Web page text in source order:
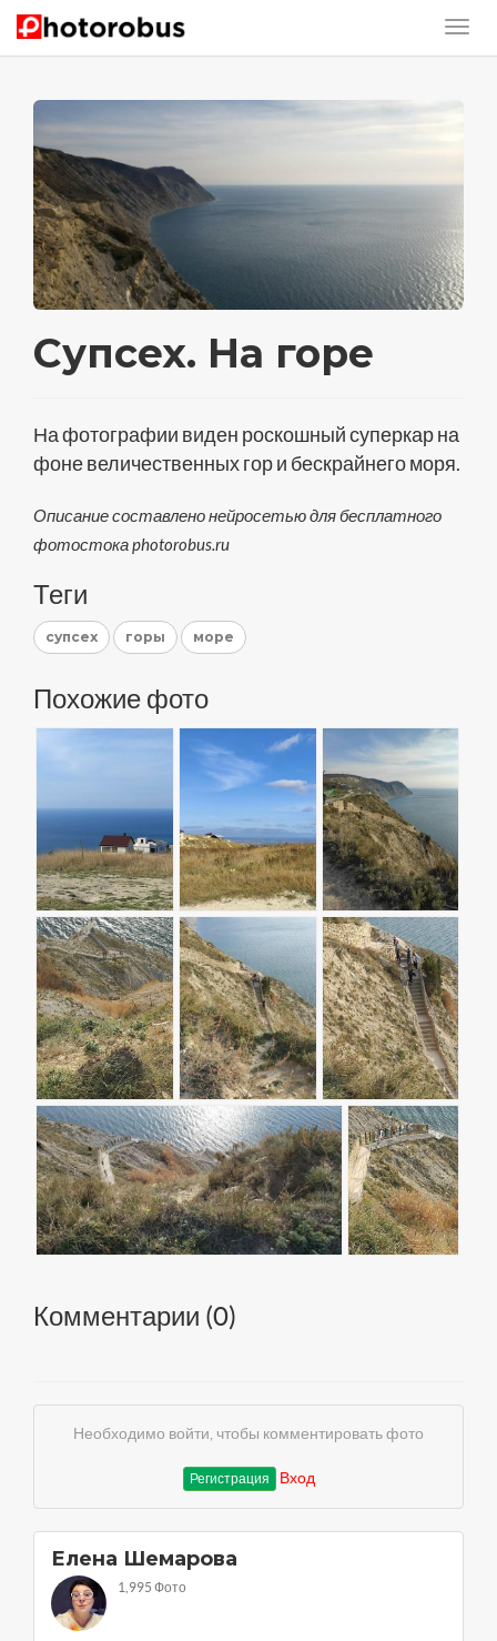
Супсех. На горе
На фотографии виден роскошный суперкар на
фоне величественных гор и бескрайнего моря.
Описание составлено нейросетью для бесплатного
фотостока photorobus.ru
Теги
супсех горы море
Похожие фото
Комментарии (0)
Необходимо войти, чтобы комментировать фото
Регистрация Вход
Елена Шемарова
1,995 Фото